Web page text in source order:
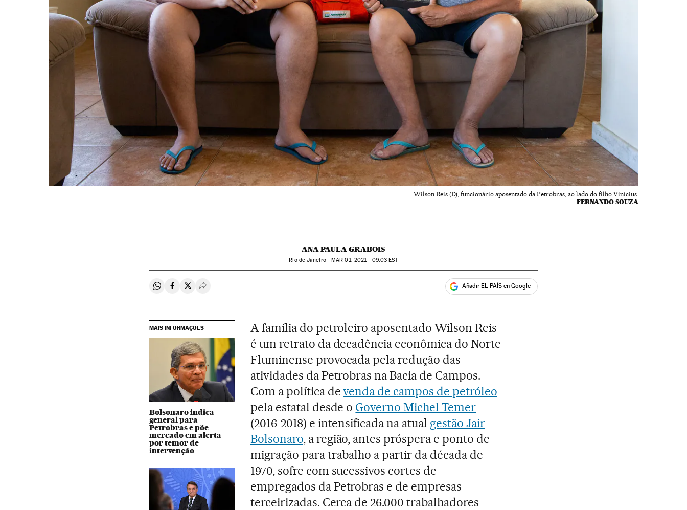
Wilson Reis (D), funcionário aposentado da Petrobras, ao lado do filho Vinícius.
FERNANDO SOUZA
ANA PAULA GRABOIS
Rio de Janeiro -MAR 01, 2021 - 09:03 EST
Compartir en Whatsapp
Compartir en Facebook
Compartir en Twitter
Desplegar Redes Sociales Añadir EL PAÍS en Google
MAIS INFORMAÇÕES
Bolsonaro indica
general para
Petrobras e põe
mercado em alerta
por temor de
intervenção
A família do petroleiro aposentado Wilson Reis
é um retrato da decadência econômica do Norte
Fluminense provocada pela redução das
atividades da Petrobras na Bacia de Campos.
Com a política devenda de campos de petróleo
pela estatal desde o Governo Michel Temer
(2016-2018) e intensificada na atual gestão Jair
Bolsonaro, a região, antes próspera e ponto de
migração para trabalho a partir da década de
1970, sofre com sucessivos cortes de
empregados da Petrobras e de empresas
terceirizadas. Cerca de 26.000 trabalhadores